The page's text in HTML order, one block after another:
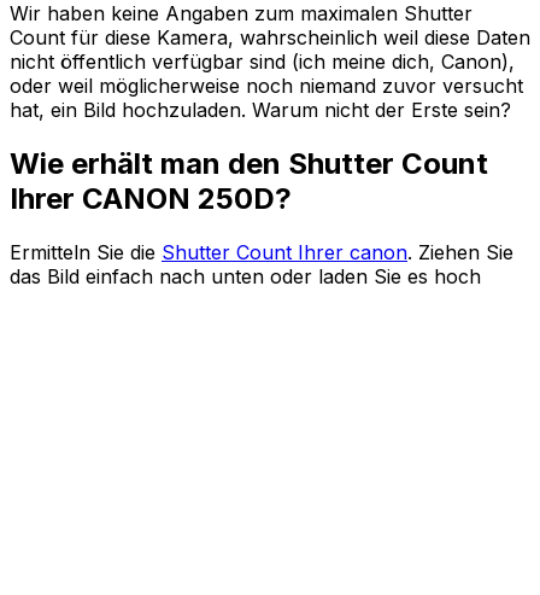
Wir haben keine Angaben zum maximalen Shutter
Count für diese Kamera, wahrscheinlich weil diese Daten
nicht öffentlich verfügbar sind (ich meine dich, Canon),
oder weil möglicherweise noch niemand zuvor versucht
hat, ein Bild hochzuladen. Warum nicht der Erste sein?
Wie erhält man den Shutter Count
Ihrer CANON 250D?
Ermitteln Sie die Shutter Count Ihrer canon. Ziehen Sie
das Bild einfach nach unten oder laden Sie es hoch